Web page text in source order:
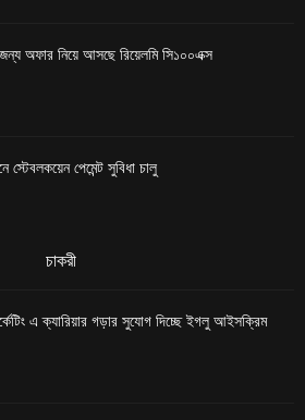
জন্য অফার নিয়ে আসছে রিয়েলমি সি১০০এক্স
স্টেবলকয়েন পেমেন্ট সুবিধা চালু
চাকরী
এ ক্যারিয়ার গড়ার সুযোগ দিচ্ছে ইগলু আইসক্রিম